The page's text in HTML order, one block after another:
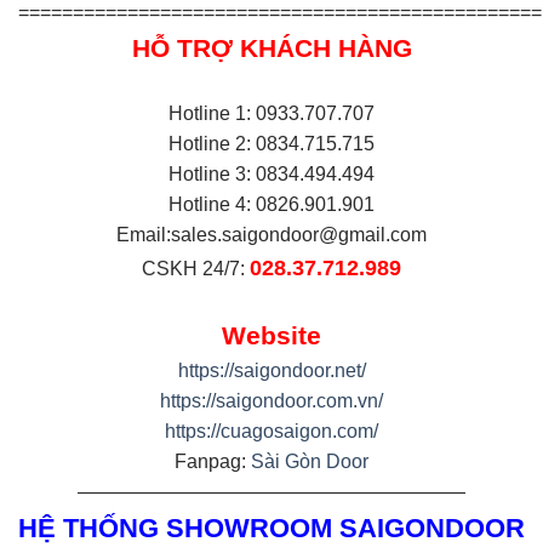
================================================
HỖ TRỢ KHÁCH HÀNG
Hotline 1: 0933.707.707
Hotline 2: 0834.715.715
Hotline 3: 0834.494.494
Hotline 4: 0826.901.901
Email:sales.saigondoor@gmail.com
CSKH 24/7: 028.37.712.989
Website
https://saigondoor.net/
https://saigondoor.com.vn/
https://cuagosaigon.com/
Fanpag: Sài Gòn Door
————————————————————
HỆ THỐNG SHOWROOM SAIGONDOOR